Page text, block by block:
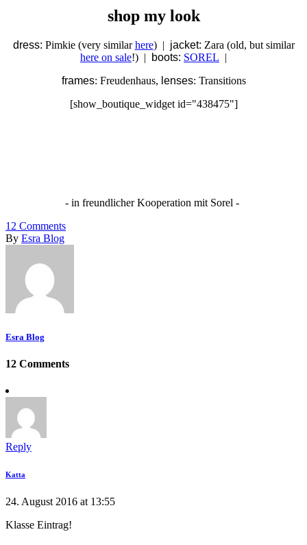
shop my look
dress: Pimkie (very similarhere) | jacket: Zara (old, but similar
here on sale!) | boots: SOREL |
frames: Freudenhaus, lenses: Transitions
[show_boutique_widget id="438475"]
- in freundlicher Kooperation mit Sorel -
12 Comments
By Esra Blog
Esra Blog
12 Comments
Reply
Katta
24. August 2016 at 13:55
Klasse Eintrag!